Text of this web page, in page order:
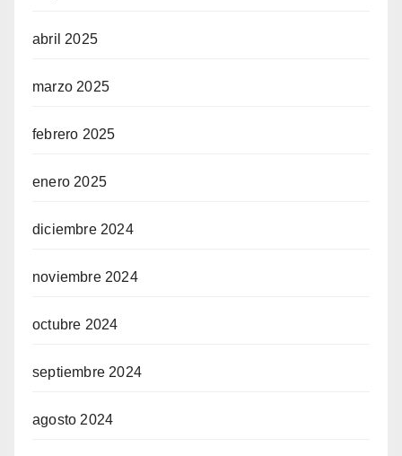
abril 2025
marzo 2025
febrero 2025
enero 2025
diciembre 2024
noviembre 2024
octubre 2024
septiembre 2024
agosto 2024